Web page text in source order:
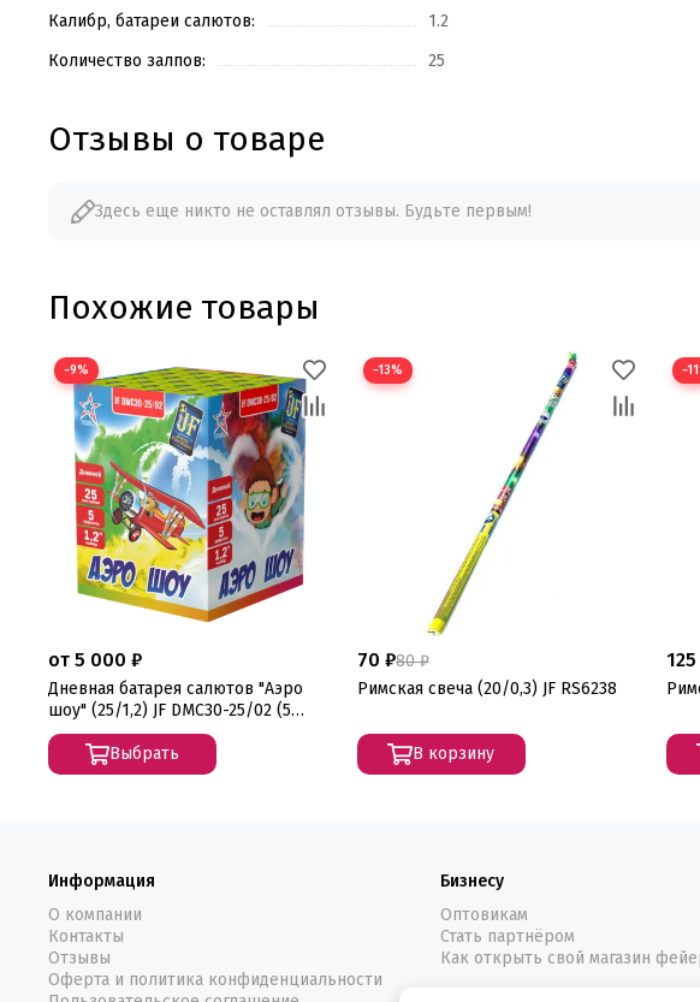
Калибр, батареи салютов:
1.2
Количество залпов:
25
Отзывы о товаре
Здесь еще никто не оставлял отзывы. Будьте первым!
Похожие товары
−9%
от 5 000 ₽
Дневная батарея салютов "Аэро
шоу" (25/1,2) JF DMC30-25/02 (5
цветов)
Выбрать
−13%
70 ₽80 ₽
Римская свеча (20/0,3) JF RS6238
В корзину
Информация
О компании
Контакты
Отзывы
Оферта и политика конфиденциальности
Бизнесу
Оптовикам
Стать партнёром
Как открыть свой магазин